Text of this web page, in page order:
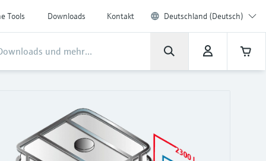
Tools Downloads Kontakt Deutschland (Deutsch)